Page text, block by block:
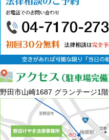
野田市山崎1687 グランテージ1階